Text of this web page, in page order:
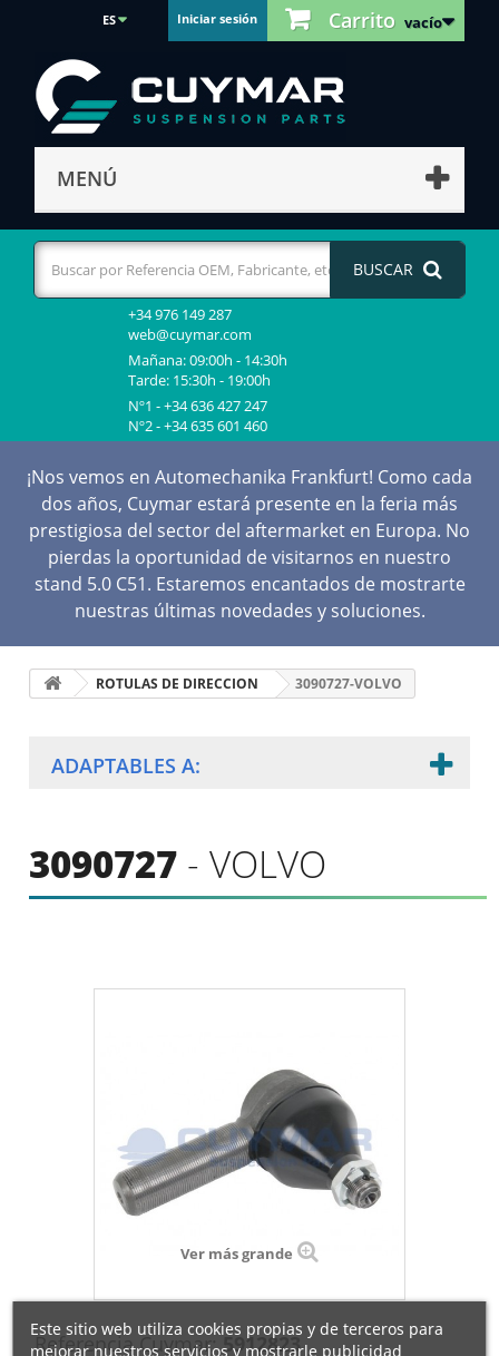
Carrito vacío
Iniciar sesión
ES
MENÚ
BUSCAR
+34 976 149 287
web@cuymar.com
Mañana: 09:00h - 14:30h
Tarde: 15:30h - 19:00h
Nº1 - +34 636 427 247
Nº2 - +34 635 601 460
¡Nos vemos en Automechanika Frankfurt! Como cada
dos años, Cuymar estará presente en la feria más
prestigiosa del sector del aftermarket en Europa. No
pierdas la oportunidad de visitarnos en nuestro
stand 5.0 C51. Estaremos encantados de mostrarte
nuestras últimas novedades y soluciones.
ROTULAS DE DIRECCION 3090727-VOLVO
ADAPTABLES A:
3090727 - VOLVO
Ver más grande
Referencia Cuymar: 5912823
Este sitio web utiliza cookies propias y de terceros para
mejorar nuestros servicios y mostrarle publicidad